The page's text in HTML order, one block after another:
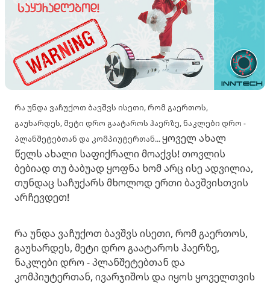
რა უნდა ვაჩუქოთ ბავშვს ისეთი, რომ გაერთოს,
გაუხარდეს, მეტი დრო გაატაროს ჰაერზე, ნაკლები დრო -
პლანშეტებთან და კომპიუტერთან...ყოველ ახალ
წელს ახალი საფიქრალი მოაქვს! თოვლის
ბებიად თუ ბაბუად ყოფნა ხომ არც ისე ადვილია,
თუნდაც საჩუქარს მხოლოდ ერთი ბავშვისთვის
არჩევდეთ!
რა უნდა ვაჩუქოთ ბავშვს ისეთი, რომ გაერთოს,
გაუხარდეს, მეტი დრო გაატაროს ჰაერზე,
ნაკლები დრო - პლანშეტებთან და
კომპიუტერთან, ივარჯიშოს და იყოს ყოველთვის